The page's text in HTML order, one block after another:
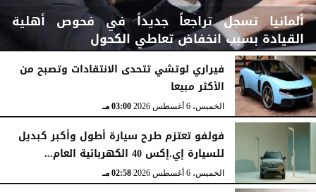
ألمانيا تسجل تراجعاً جديداً في فحوص أهلية
القيادة بسبب انخفاض تعاطي الكحول
الخميس، 6 أغسطس 2026 03:15 مـ
فيراري لوتشي تتحدى الانتقادات وتصبح من
الأكثر مبيعا
الخميس، 6 أغسطس 2026 03:00 مـ
فولفو تعتزم طرح سيارة أطول وأكبر كبديل
للسيارة إي.إكس 40 الكهربائية العام...
الخميس، 6 أغسطس 2026 02:58 مـ